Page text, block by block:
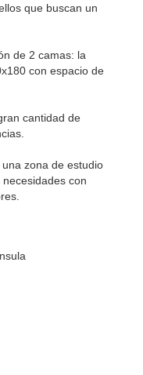
que buscan un
de 2 camas: la
con espacio de
cantidad de
zona de estudio
con